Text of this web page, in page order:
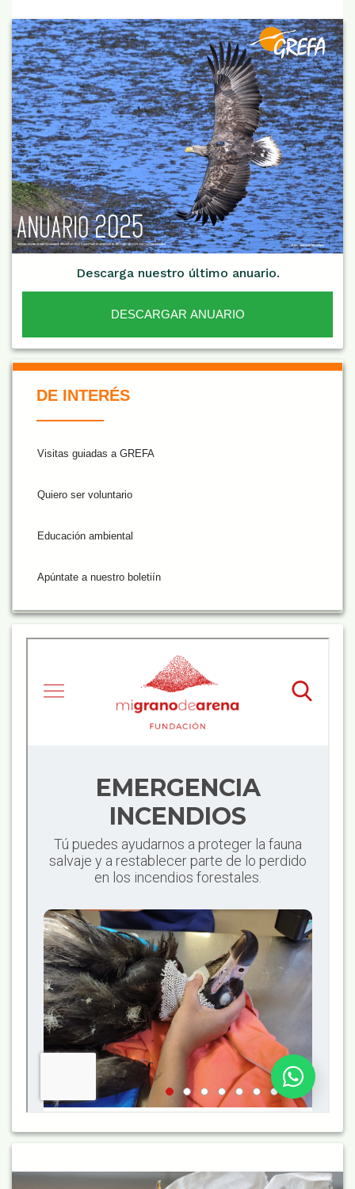
Descarga nuestro último anuario.
DESCARGAR ANUARIO
De Interés NARANJA
DE INTERÉS
Visitas guiadas a GREFA
Quiero ser voluntario
Educación ambiental
Apúntate a nuestro boletiín